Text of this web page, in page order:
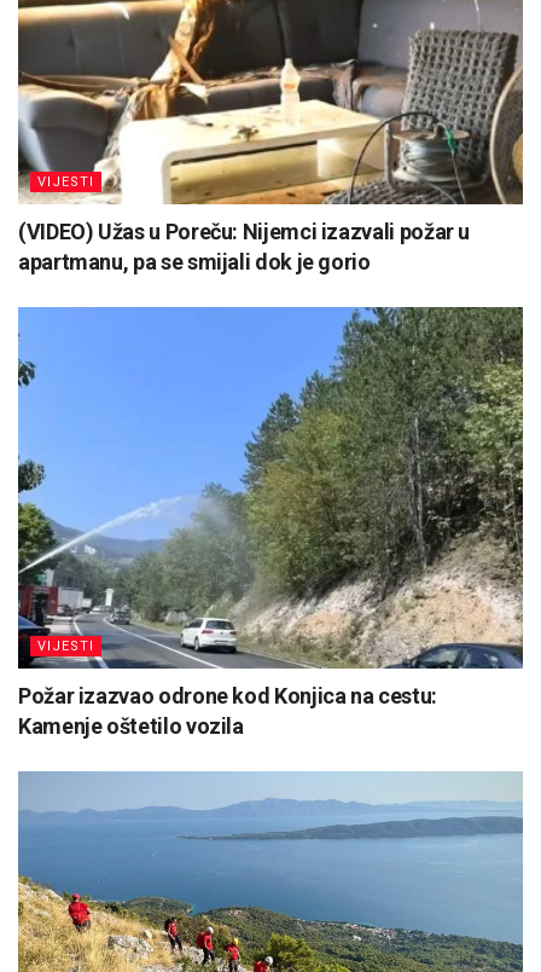
VIJESTI
(VIDEO) Užas u Poreču: Nijemci izazvali požar u
apartmanu, pa se smijali dok je gorio
VIJESTI
Požar izazvao odrone kod Konjica na cestu:
Kamenje oštetilo vozila